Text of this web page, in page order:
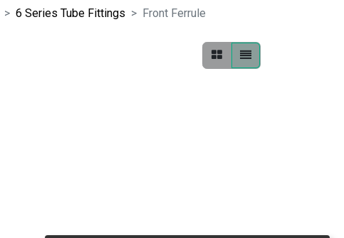
6 Series Tube Fittings Front Ferrule